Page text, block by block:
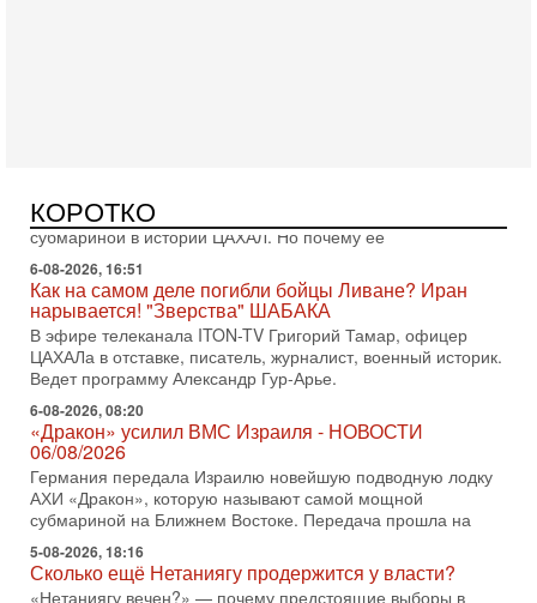
КОРОТКО
АХИ «Дракон» (Drakon), которая уже стала самой дорогой
субмариной в истории ЦАХАЛ. Но почему её
6-08-2026, 16:51
Как на самом деле погибли бойцы Ливане? Иран
нарывается! "Зверства" ШАБАКА
В эфире телеканала ITON-TV Григорий Тамар, офицер
ЦАХАЛа в отставке, писатель, журналист, военный историк.
Ведет программу Александр Гур-Арье.
6-08-2026, 08:20
«Дракон» усилил ВМС Израиля - НОВОСТИ
06/08/2026
Германия передала Израилю новейшую подводную лодку
АХИ «Дракон», которую называют самой мощной
субмариной на Ближнем Востоке. Передача прошла на
5-08-2026, 18:16
Сколько ещё Нетаниягу продержится у власти?
«Нетаниягу вечен?» — почему предстоящие выборы в